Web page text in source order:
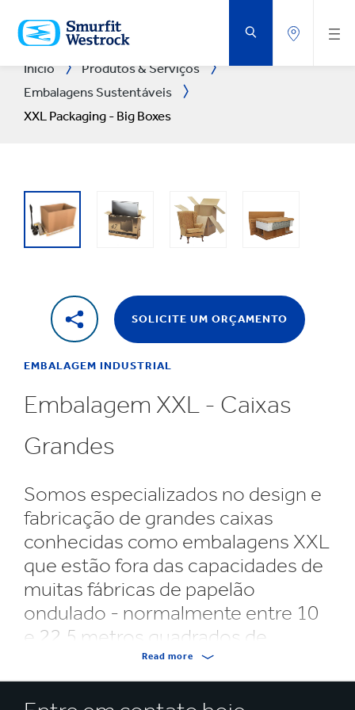
PARA
O
CONTEÚDO
Início
Produtos & Serviços
Embalagens Sustentáveis
XXL Packaging - Big Boxes
SOLICITE UM ORÇAMENTO
EMBALAGEM INDUSTRIAL
Embalagem XXL - Caixas
Grandes
Somos especializados no design e
fabricação de grandes caixas
conhecidas como embalagens XXL
que estão fora das capacidades de
muitas fábricas de papelão
ondulado - normalmente entre 10
e 22,5 metros quadrados de
Read more